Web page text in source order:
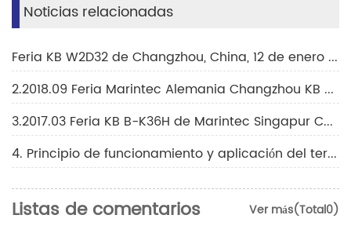
Noticias relacionadas
Feria KB W2D32 de Changzhou, China, 12 de enero de 2019
2.2018.09 Feria Marintec Alemania Changzhou KB B4.OG.317
3.2017.03 Feria KB B-K36H de Marintec Singapur Changzhou
4. Principio de funcionamiento y aplicación del termómetro de mascarilla
Ver más(Total0)
Listas de comentarios